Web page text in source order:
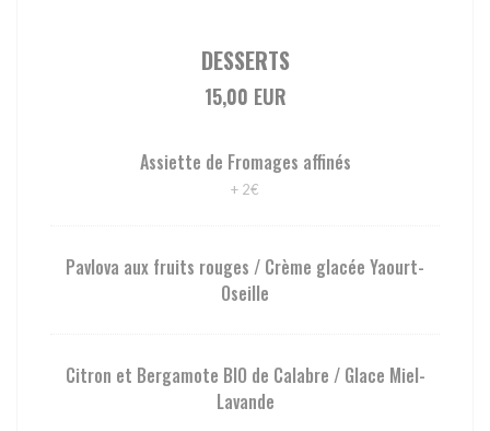
DESSERTS
15,00 EUR
Assiette de Fromages affinés
+ 2€
Pavlova aux fruits rouges / Crème glacée Yaourt-
Oseille
Citron et Bergamote BIO de Calabre / Glace Miel-
Lavande